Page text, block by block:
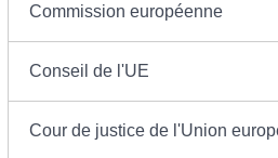
Commission européenne
Conseil de l'UE
Cour de justice de l'Union